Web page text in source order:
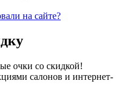
на сайте?
очки со скидкой!
салонов и интернет-